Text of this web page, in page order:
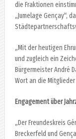
die Fraktionen
„Jumelage Gençay“,
„Mit der heutigen
und zugleich ein
Bürgermeister André
Wort an die Mitglieder
Engagement über
„Der Freundeskreis
Breckerfeld und